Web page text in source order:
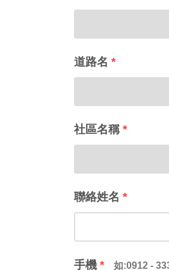
道路名 *
社區名稱*
聯絡姓名 *
手機 * 如:0912 -